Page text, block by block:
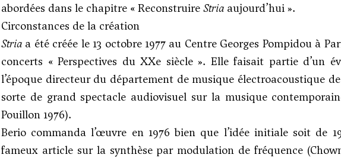
abordées dans le chapitre « Reconstruire Stria aujourd’hui ».
Circonstances de la création
Stria a été créée le 13 octobre 1977 au Centre Georges Pompidou à
concerts « Perspectives du XXe siècle ». Elle faisait partie d’un
l’époque directeur du département de musique électroacoustique
sorte de grand spectacle audiovisuel sur la musique
Pouillon 1976).
Berio commanda l’œuvre en 1976 bien que l’idée initiale soit de
fameux article sur la synthèse par modulation de fréquence (